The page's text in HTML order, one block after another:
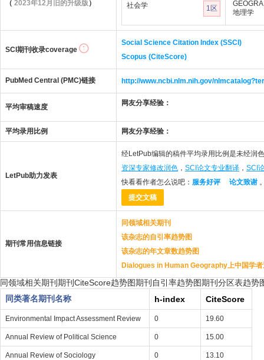
（ 2023年12月旧的升级版 ） 社会学 1区
地理学
SCI期刊收录coverage
Social Science Citation Index (SSCI)
Scopus (CiteScore)
PubMed Central (PMC)链接 http://www.ncbi.nlm.nih.gov/
平均审稿速度 网友分享经验：
平均录用比例 网友分享经验：
LetPub助力发表
经LetPub编辑的稿件平均录用比例是未经润
资深专家修改润色 ， SCI论文专业翻译 ， SCI
快看看作者怎么说吧： 服务好评 论文致谢
提交文稿
期刊常用信息链接
同领域相关期刊
该杂志的自引率趋势图
该杂志的年文章数趋势图
Dialogues in Human Geography上中国学
同领域相关期刊 期刊CiteScore趋势图期刊自引率趋势图期刊分区表趋势
同类著名期刊名称
h-index CiteScore
Environmental Impact Assessment Review 0 19.60
Annual Review of Political Science 0 15.00
Annual Review of Sociology 0 13.10